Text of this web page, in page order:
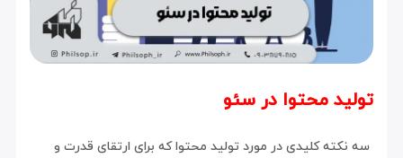
تولید محتوا در سئو
سه نکته کلیدی در مورد تولید محتوا که برای ارتقای قدرت و